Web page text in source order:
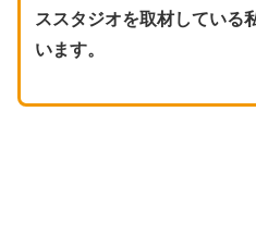
ススタジオを取材している
います。